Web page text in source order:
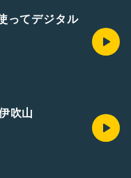
ってデジタル
吹山